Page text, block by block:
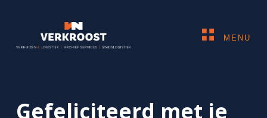
Sluiten
naar:
MENU
Gefeliciteerd met je
Close